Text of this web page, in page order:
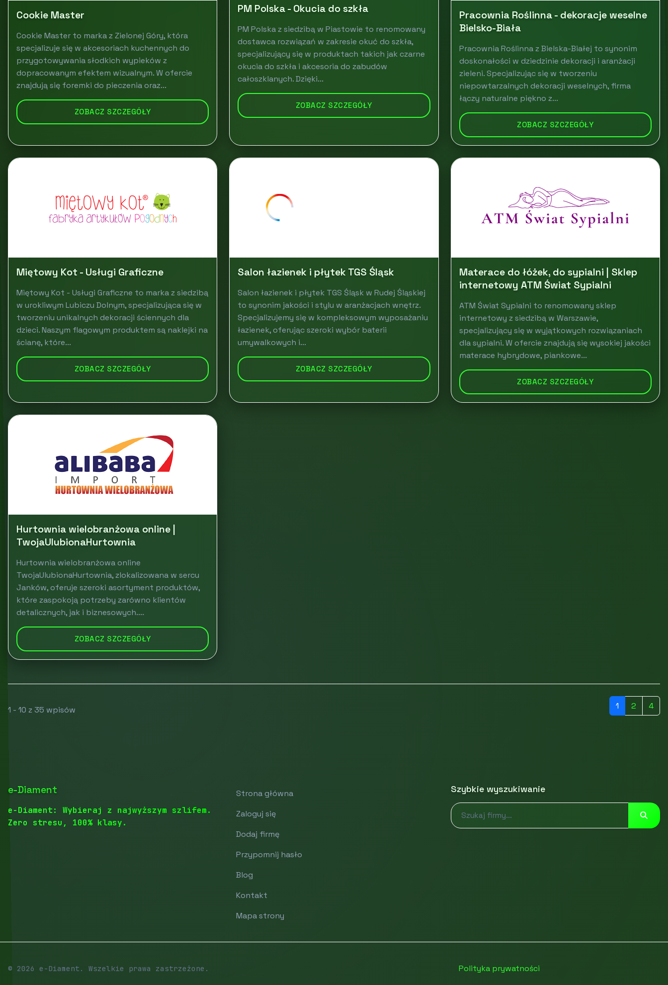
Cookie Master
Cookie Master to marka z Zielonej Góry, która
specjalizuje się w akcesoriach kuchennych do
przygotowywania słodkich wypieków z
dopracowanym efektem wizualnym. W ofercie
znajdują się foremki do pieczenia oraz...
ZOBACZ SZCZEGÓŁY
PM Polska - Okucia do szkła
PM Polska z siedzibą w Piastowie to renomowany
dostawca rozwiązań w zakresie okuć do szkła,
specjalizujący się w produktach takich jak czarne
okucia do szkła i akcesoria do zabudów
całoszklanych. Dzięki...
ZOBACZ SZCZEGÓŁY
Pracownia Roślinna - dekoracje weselne
Bielsko-Biała
Pracownia Roślinna z Bielska-Białej to synonim
doskonałości w dziedzinie dekoracji i aranżacji
zieleni. Specjalizując się w tworzeniu
niepowtarzalnych dekoracji weselnych, firma
łączy naturalne piękno z...
ZOBACZ SZCZEGÓŁY
Miętowy Kot - Usługi Graficzne
Miętowy Kot - Usługi Graficzne to marka z siedzibą
w urokliwym Lubiczu Dolnym, specjalizująca się w
tworzeniu unikalnych dekoracji ściennych dla
dzieci. Naszym flagowym produktem są naklejki na
ścianę, które...
ZOBACZ SZCZEGÓŁY
Salon łazienek i płytek TGS Śląsk
Salon łazienek i płytek TGS Śląsk w Rudej Śląskiej
to synonim jakości i stylu w aranżacjach wnętrz.
Specjalizujemy się w kompleksowym wyposażaniu
łazienek, oferując szeroki wybór baterii
umywalkowych i...
ZOBACZ SZCZEGÓŁY
Materace do łóżek, do sypialni | Sklep
internetowy ATM Świat Sypialni
ATM Świat Sypialni to renomowany sklep
internetowy z siedzibą w Warszawie,
specjalizujący się w wyjątkowych rozwiązaniach
dla sypialni. W ofercie znajdują się wysokiej jakości
materace hybrydowe, piankowe...
ZOBACZ SZCZEGÓŁY
Hurtownia wielobranżowa online |
TwojaUlubionaHurtownia
Hurtownia wielobranżowa online
TwojaUlubionaHurtownia, zlokalizowana w sercu
Janków, oferuje szeroki asortyment produktów,
które zaspokoją potrzeby zarówno klientów
detalicznych, jak i biznesowych....
ZOBACZ SZCZEGÓŁY
1 - 10 z 35 wpisów 1 2 4
e-Diament
e-Diament: Wybieraj z najwyższym szlifem.
Zero stresu, 100% klasy.
Strona główna
Zaloguj się
Dodaj firmę
Przypomnij hasło
Blog
Kontakt
Mapa strony
Szybkie wyszukiwanie
© 2026 e-Diament. Wszelkie prawa zastrzeżone. Polityka prywatności